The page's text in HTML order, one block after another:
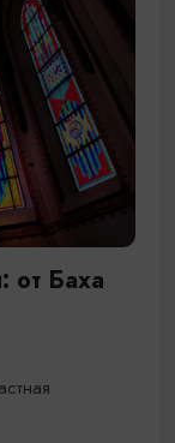
от Баха